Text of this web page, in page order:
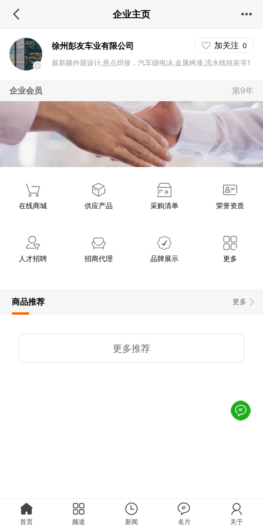
企业主页
徐州彭友车业有限公司 加关注 0
最新颖外观设计,悬点焊接，汽车级电泳,金属烤漆,流水线组装等1
用低损耗高效率技术,极限效率可达82.2%,省电又有劲。 控制器亦
为行业品牌产品,性能非常稳定。 结构经过反复推敲,安全流畅,行
驶异常平稳。 钢材均采用国标产品,质量可靠。 全车传动与转动
部分的轴承均采用低噪音高速轴承.因此行驶起来 平稳,低噪,省电,
顺畅,舒适度非常好。
企业会员 第9年
在线商城 供应产品 采购清单 荣誉资质
人才招聘 招商代理 品牌展示 更多
更多
商品推荐
更多推荐
首页 频道 新闻 名片 关于